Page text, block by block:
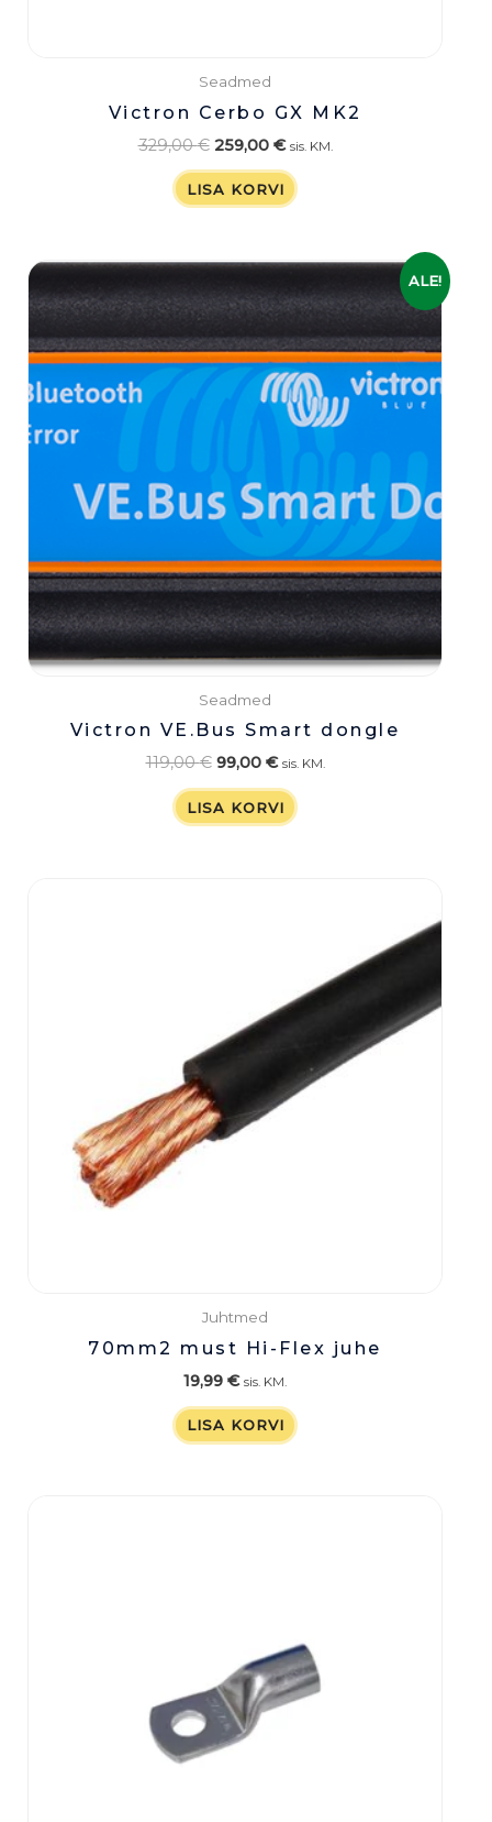
Seadmed
Victron Cerbo GX MK2
329,00€ 259,00 € sis. KM.
LISA KORVI
ALE!
Seadmed
Victron VE.Bus Smart dongle
119,00€
Algne
hind
oli:
99,00 €
Praegune
on:
99,00 €.
sis. KM.
LISA KORVI
Juhtmed
70mm2 must Hi-Flex juhe
19,99 € sis. KM.
LISA KORVI